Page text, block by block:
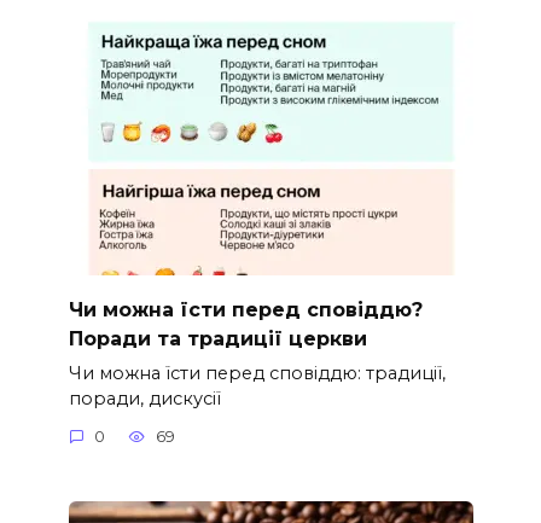
Чи можна їсти перед сповіддю?
Поради та традиції церкви
Чи можна їсти перед сповіддю: традиції,
поради, дискусії
0 69